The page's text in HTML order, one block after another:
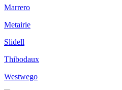
Marrero
Metairie
Slidell
Thibodaux
Westwego